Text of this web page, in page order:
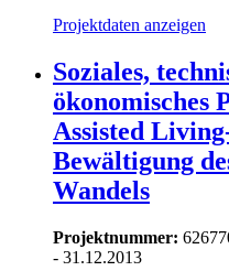
Projektdaten anzeigen
Soziales,
ökonomisches
Assisted
Bewältigung
Wandels
Projektnummer:
- 31.12.2013